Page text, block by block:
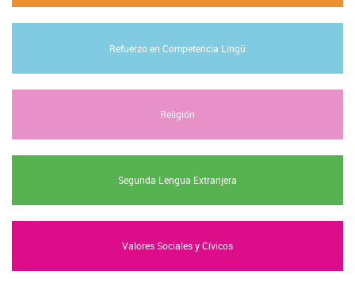
Refuerzo en Competencia Lingü
Religión
Segunda Lengua Extranjera
Valores Sociales y Cívicos